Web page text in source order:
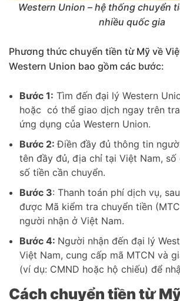
Western Union – hệ thống chuyển
nhiều quốc gia
Phương thức chuyển tiền từ Mỹ về
Western Union bao gồm các bước:
Bước 1: Tìm đến đại lý Western
hoặc có thể giao dịch ngay trên
ứng dụng của Western Union.
Bước 2:Điền đầy đủ thông tin
tên đầy đủ, địa chỉ tại Việt Nam,
số tiền cần chuyển.
Bước 3: Thanh toán phí dịch vụ,
được Mã kiểm tra chuyển tiền
người nhận ở Việt Nam.
Bước 4: Người nhận đến đại lý
Việt Nam, cung cấp mã MTCN và
(ví dụ: CMND hoặc hộ chiếu) để
Cách chuyển tiền từ